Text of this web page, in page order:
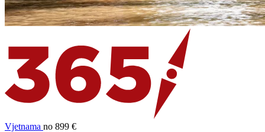
Vjetnama no 899 €